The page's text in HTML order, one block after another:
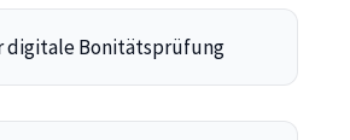
digitale Bonitätsprüfung